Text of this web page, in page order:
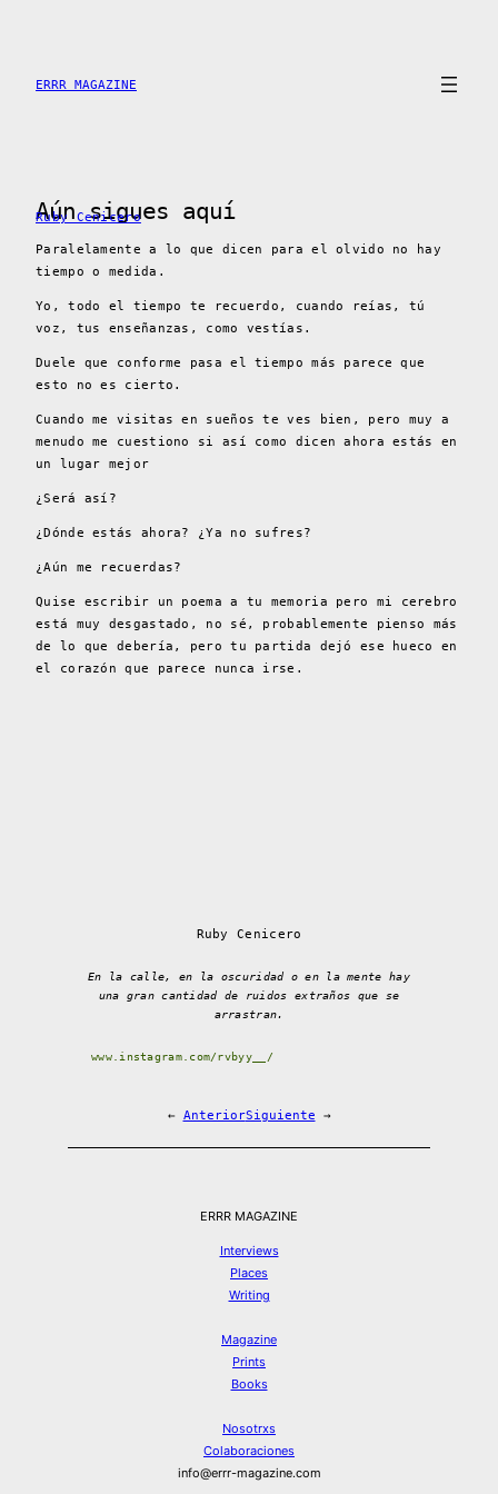
contenido
ERRR MAGAZINE
Aún sigues aquí
Ruby Cenicero
Paralelamente a lo que dicen para el olvido no hay
tiempo o medida.
Yo, todo el tiempo te recuerdo, cuando reías, tú
voz, tus enseñanzas, como vestías.
Duele que conforme pasa el tiempo más parece que
esto no es cierto.
Cuando me visitas en sueños te ves bien, pero muy a
menudo me cuestiono si así como dicen ahora estás en
un lugar mejor
¿Será así?
¿Dónde estás ahora? ¿Ya no sufres?
¿Aún me recuerdas?
Quise escribir un poema a tu memoria pero mi cerebro
está muy desgastado, no sé, probablemente pienso más
de lo que debería, pero tu partida dejó ese hueco en
el corazón que parece nunca irse.
Ruby Cenicero
En la calle, en la oscuridad o en la mente hay
una gran cantidad de ruidos extraños que se
arrastran.
www.instagram.com/rvbyy__/
← AnteriorSiguiente →
ERRR MAGAZINE
Interviews
Places
Writing
Magazine
Prints
Books
Nosotrxs
Colaboraciones
info@errr-magazine.com